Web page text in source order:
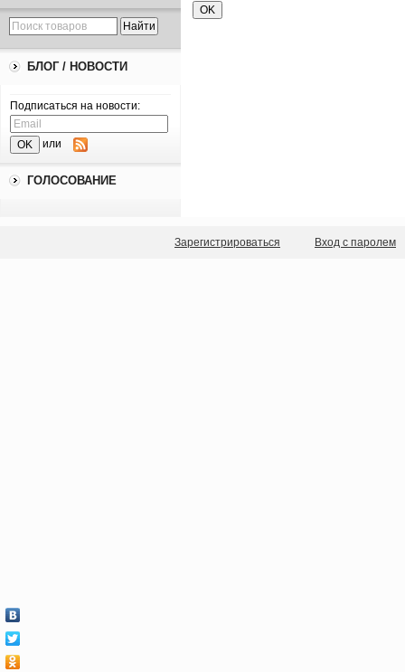
БЛОГ / НОВОСТИ
Подписаться на новости:
или
ГОЛОСОВАНИЕ
Зарегистрироваться Вход с паролем